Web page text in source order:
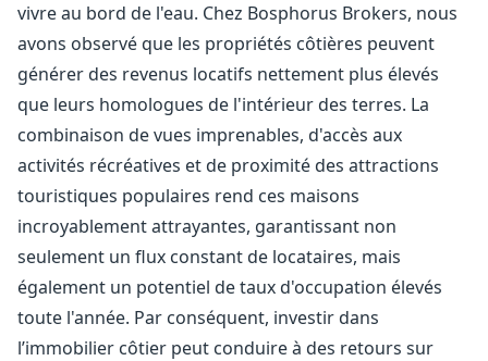
vivre au bord de l'eau. Chez Bosphorus Brokers, nous
avons observé que les propriétés côtières peuvent
générer des revenus locatifs nettement plus élevés
que leurs homologues de l'intérieur des terres. La
combinaison de vues imprenables, d'accès aux
activités récréatives et de proximité des attractions
touristiques populaires rend ces maisons
incroyablement attrayantes, garantissant non
seulement un flux constant de locataires, mais
également un potentiel de taux d'occupation élevés
toute l'année. Par conséquent, investir dans
l’immobilier côtier peut conduire à des retours sur